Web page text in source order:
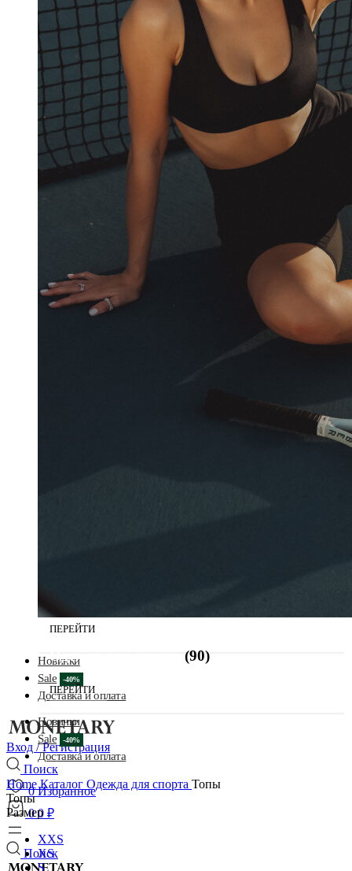
Новинки
Sale
Доставка и оплата
Вход / Регистрация
Поиск
0Избранное
00 ₽
Поиск
Одежда для спорта (90)
Новинки
Sale
Доставка и оплата
HomeКаталог Одежда для спорта Топы
Топы
Размер
XXS
XS
S